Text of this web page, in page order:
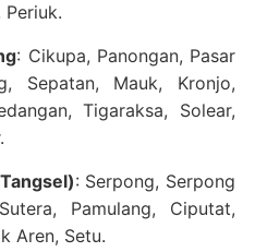
Periuk.
: Cikupa, Panongan, Pasar
Sepatan, Mauk, Kronjo,
Tigaraksa, Solear,
: Serpong, Serpong
Pamulang, Ciputat,
Aren, Setu.